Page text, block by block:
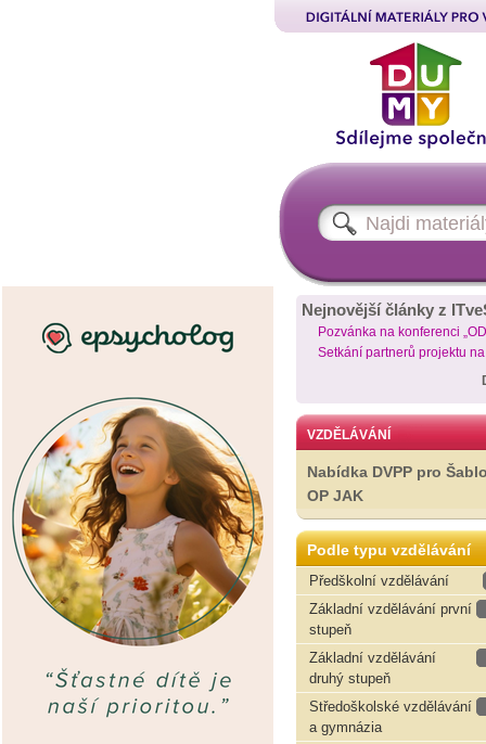
Nejnovější články z
Pozvánka na konferenci
Setkání partnerů projektu
VZDĚLÁVÁNÍ
Nabídka DVPP pro
OP JAK
Podle typu vzdělávání
Předškolní vzdělávání
Základní vzdělávání první
stupeň
Základní vzdělávání
druhý stupeň
Středoškolské vzdělávání
a gymnázia